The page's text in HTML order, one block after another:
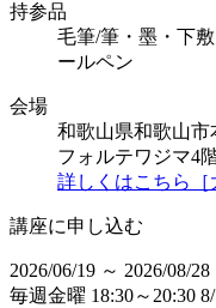
持参品
毛筆/筆・墨・下
ールペン
会場
和歌山県和歌山市
フォルテワジマ4
詳しくはこちら［
講座に申し込む
2026/06/19 ～ 2026/08/28
毎週金曜 18:30～20:30